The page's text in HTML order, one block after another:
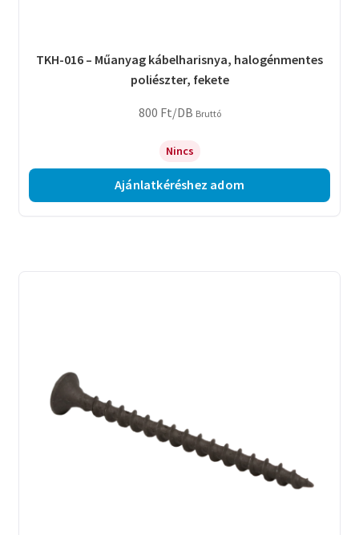
TKH-016 – Műanyag kábelharisnya, halogénmentes
poliészter, fekete
800 Ft/DB Bruttó
Nincs
Ajánlatkéréshez adom